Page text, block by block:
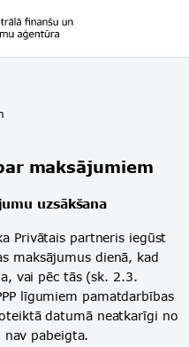
maksājumiem
uzsākšana
Privātais partneris iegūst
maksājumus dienā, kad
vai pēc tās (sk. 2.3.
līgumiem pamatdarbības
datumā neatkarīgi no
pabeigta.